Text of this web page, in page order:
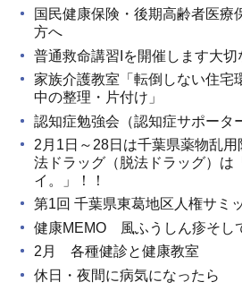
国民健康保険・後期高齢者医療
方へ
普通救命講習Iを開催します大
家族介護教室「転倒しない住宅
中の整理・片付け」
認知症勉強会（認知症サポータ
2月1日～28日は千葉県薬物乱
法ドラッグ（脱法ドラッグ）は
イ。」！！
第1回 千葉県東葛地区人権サミ
健康MEMO 風ふうしん疹そし
2月 各種健診と健康教室
休日・夜間に病気になったら